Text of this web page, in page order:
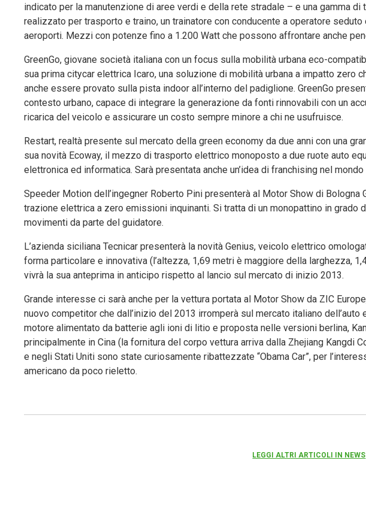
indicato per la manutenzione di aree verdi e della rete stradale – e una gamma
realizzato per trasporto e traino, un trainatore con conducente a operatore
aeroporti. Mezzi con potenze fino a 1.200 Watt che possono affrontare anche
GreenGo, giovane società italiana con un focus sulla mobilità urbana eco-
sua prima citycar elettrica Icaro, una soluzione di mobilità urbana a impatto zero
anche essere provato sulla pista indoor all’interno del padiglione. GreenGo
contesto urbano, capace di integrare la generazione da fonti rinnovabili con un
ricarica del veicolo e assicurare un costo sempre minore a chi ne usufruisce.
Restart, realtà presente sul mercato della green economy da due anni con una
sua novità Ecoway, il mezzo di trasporto elettrico monoposto a due ruote auto
elettronica ed informatica. Sarà presentata anche un’idea di franchising nel
Speeder Motion dell’ingegner Roberto Pini presenterà al Motor Show di Bologna
trazione elettrica a zero emissioni inquinanti. Si tratta di un monopattino in grado
movimenti da parte del guidatore.
L’azienda siciliana Tecnicar presenterà la novità Genius, veicolo elettrico
forma particolare e innovativa (l’altezza, 1,69 metri è maggiore della larghezza,
vivrà la sua anteprima in anticipo rispetto al lancio sul mercato di inizio 2013.
Grande interesse ci sarà anche per la vettura portata al Motor Show da ZIC
nuovo competitor che dall’inizio del 2013 irromperà sul mercato italiano
motore alimentato da batterie agli ioni di litio e proposta nelle versioni berlina,
principalmente in Cina (la fornitura del corpo vettura arriva dalla Zhejiang Kangdi
e negli Stati Uniti sono state curiosamente ribattezzate “Obama Car”, per
americano da poco rieletto.
LEGGI ALTRI ARTICOLI IN NEWS